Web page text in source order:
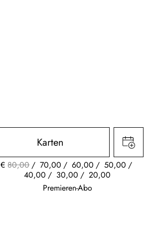
Karten
€80,00 70,00 60,00
50,00
40,00
30,00
20,00
Premieren-Abo